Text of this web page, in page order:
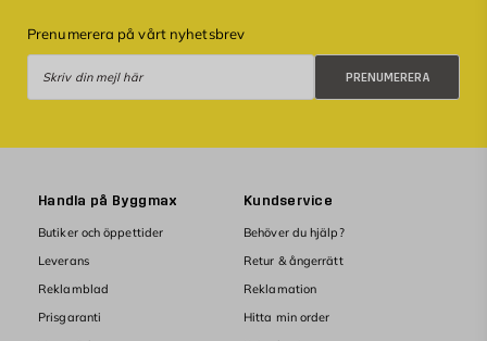
Prenumerera på vårt nyhetsbrev
PRENUMERERA
Handla på Byggmax
Butiker och öppettider
Leverans
Reklamblad
Prisgaranti
Kundservice
Behöver du hjälp?
Retur & ångerrätt
Reklamation
Hitta min order